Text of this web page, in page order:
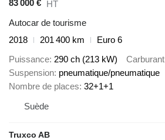
83 000 € HT
Autocar de tourisme
2018
201 400 km
Euro 6
Puissance 290 ch (213 kW) Carburant
Suspension pneumatique/pneumatique
Nombre de places 32+1+1
Suède
Truxco AB